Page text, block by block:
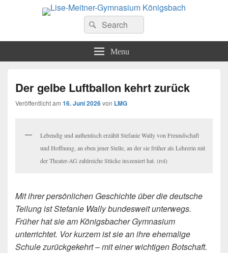
Lise-Meitner-Gymnasium
Königsbach
Das Gymnasium der Gemeinden Königsbach-Stein, Kämpfelbach, Eisingen
und Ispringen
Search
for:
Suche
Menu
Der gelbe Luftballon kehrt zurück
Veröffentlicht am 16. Juni 2026von LMG
Lebendig und authentisch erzählt Stefanie Wally von Freundschaft
und Hoffnung, an eben jener Stelle, an der sie früher als Lehrerin mit
der Theater-AG zahlreiche Stücke inszeniert hat. (rol)
Mit ihrer persönlichen Geschichte über die deutsche
Teilung ist Stefanie Wally bundesweit unterwegs.
Früher hat sie am Königsbacher Gymnasium
unterrichtet. Vor kurzem ist sie an ihre ehemalige
Schule zurückgekehrt – mit einer wichtigen Botschaft.